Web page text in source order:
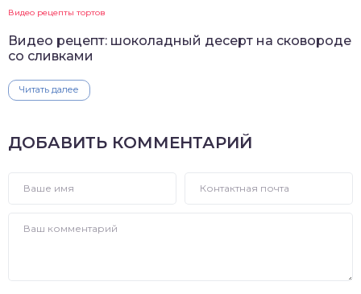
Видео рецепты тортов
Видео рецепт: шоколадный десерт на сковороде
со сливками
Читать далее
ДОБАВИТЬ КОММЕНТАРИЙ